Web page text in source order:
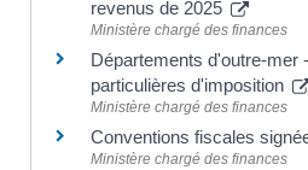
revenus de 2025
Ministère chargé des finances
Départements d'outre-mer
particulières d'imposition
Ministère chargé des finances
Conventions fiscales
Ministère chargé des finances